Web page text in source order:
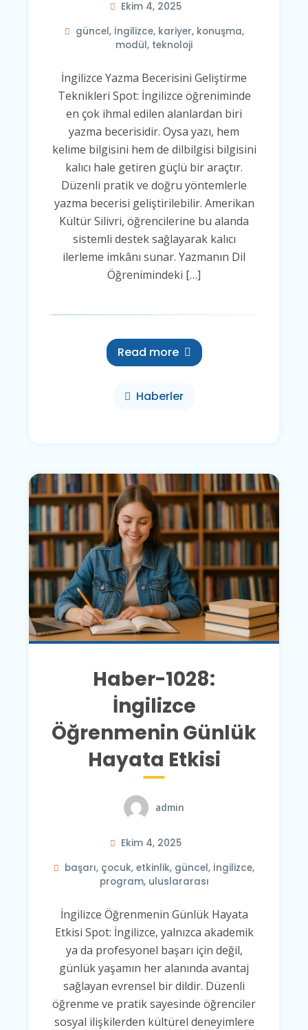
Ekim 4, 2025
güncel, İngilizce, kariyer, konuşma,
modül, teknoloji
İngilizce Yazma Becerisini Geliştirme
Teknikleri Spot: İngilizce öğreniminde
en çok ihmal edilen alanlardan biri
yazma becerisidir. Oysa yazı, hem
kelime bilgisini hem de dilbilgisi bilgisini
kalıcı hale getiren güçlü bir araçtır.
Düzenli pratik ve doğru yöntemlerle
yazma becerisi geliştirilebilir. Amerikan
Kültür Silivri, öğrencilerine bu alanda
sistemli destek sağlayarak kalıcı
ilerleme imkânı sunar. Yazmanın Dil
Öğrenimindeki […]
Read more
Haberler
Haber-1028:
İngilizce
Öğrenmenin Günlük
Hayata Etkisi
admin
Ekim 4, 2025
başarı, çocuk, etkinlik, güncel, İngilizce,
program, uluslararası
İngilizce Öğrenmenin Günlük Hayata
Etkisi Spot: İngilizce, yalnızca akademik
ya da profesyonel başarı için değil,
günlük yaşamın her alanında avantaj
sağlayan evrensel bir dildir. Düzenli
öğrenme ve pratik sayesinde öğrenciler
sosyal ilişkilerden kültürel deneyimlere